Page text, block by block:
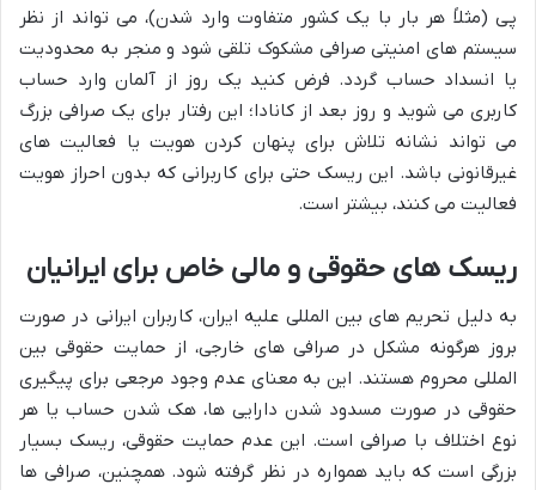
پی (مثلاً هر بار با یک کشور متفاوت وارد شدن)، می تواند از نظر
سیستم های امنیتی صرافی مشکوک تلقی شود و منجر به محدودیت
یا انسداد حساب گردد. فرض کنید یک روز از آلمان وارد حساب
کاربری می شوید و روز بعد از کانادا؛ این رفتار برای یک صرافی بزرگ
می تواند نشانه تلاش برای پنهان کردن هویت یا فعالیت های
غیرقانونی باشد. این ریسک حتی برای کاربرانی که بدون احراز هویت
فعالیت می کنند، بیشتر است.
ریسک های حقوقی و مالی خاص برای ایرانیان
به دلیل تحریم های بین المللی علیه ایران، کاربران ایرانی در صورت
بروز هرگونه مشکل در صرافی های خارجی، از حمایت حقوقی بین
المللی محروم هستند. این به معنای عدم وجود مرجعی برای پیگیری
حقوقی در صورت مسدود شدن دارایی ها، هک شدن حساب یا هر
نوع اختلاف با صرافی است. این عدم حمایت حقوقی، ریسک بسیار
بزرگی است که باید همواره در نظر گرفته شود. همچنین، صرافی ها